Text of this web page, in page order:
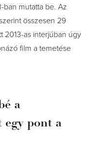
ban mutatta be. Az
összesen 29
2013-as interjúban úgy
film a temetése
a
egy pont a